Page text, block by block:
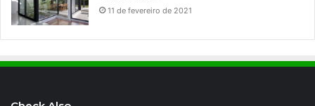
11 de fevereiro de 2021